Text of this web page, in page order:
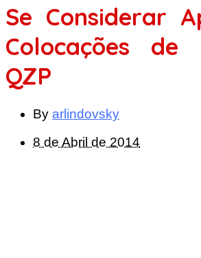
Se Considerar
Colocações de
QZP
By arlindovsky
8 de Abril de 2014